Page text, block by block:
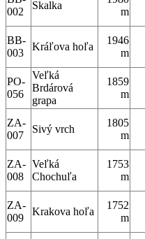
002
Skalka
m
BB-
003
Kráľova hoľa
1946
m
PO-
056
Veľká
Brdárová
grapa
1859
m
ZA-
007
Sivý vrch
1805
m
ZA-
008
Veľká
Chochuľa
1753
m
ZA-
009
Krakova hoľa
1752
m